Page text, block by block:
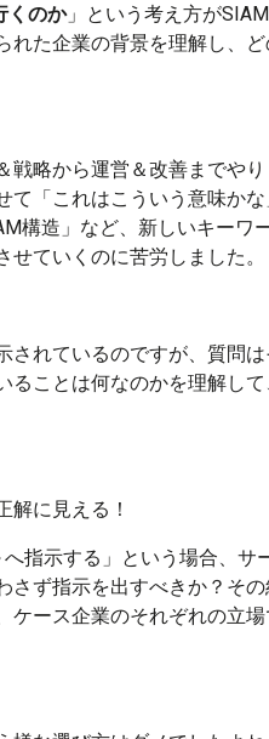
くのか」という考え方が
れた企業の背景を理解し、
戦略から運営＆改善までや
て「これはこういう意味か
構造」など、新しいキーワ
ていくのに苦労しました。
されているのですが、質問
ることは何なのかを理解し
解に見える！
指示する」という場合、サ
さず指示を出すべきか？そ
ケース企業のそれぞれの立